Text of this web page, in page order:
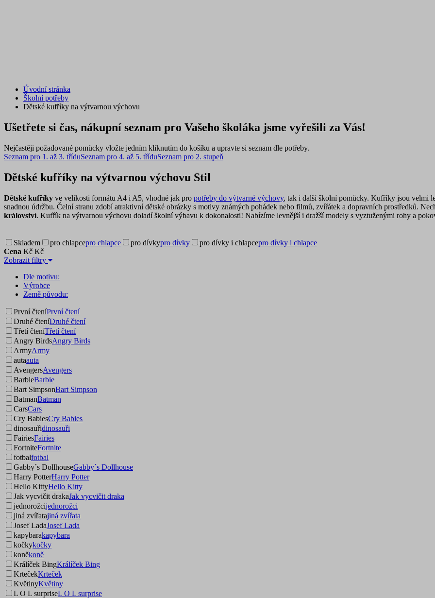
Úvodní stránka
Školní potřeby
Dětské kufříky na výtvarnou výchovu
Ušetřete si čas, nákupní seznam pro Vašeho školáka jsme vyřešili za Vás!
Nejčastěji požadované pomůcky vložte jedním kliknutím do košíku a upravte si seznam dle potřeby.
Seznam pro 1. až 3. tříduSeznam pro 4. až 5. tříduSeznam pro 2. stupeň
Dětské kufříky na výtvarnou výchovu Stil
Dětské kufříky ve velikosti formátu A4 i A5, vhodné jak pro potřeby do výtvarné výchovy, tak i další školní pomůcky. Kufříky jsou velmi
snadnou údržbu. Čelní stranu zdobí atraktivní dětské obrázky s motivy známých pohádek nebo filmů, zvířátek a dopravních prostředků.
království. Kufřík na výtvarnou výchovu doladí školní výbavu k dokonalosti! Nabízíme levnější i dražší modely s vyztuženými rohy a
Skladem pro chlapcepro chlapce pro dívkypro dívky pro dívky i chlapcepro dívky i chlapce
Cena Kč Kč
Zobrazit filtry
Dle motivu:
Výrobce
Země původu:
První čteníPrvní čtení
Druhé čteníDruhé čtení
Třetí čteníTřetí čtení
Angry BirdsAngry Birds
ArmyArmy
autaauta
AvengersAvengers
BarbieBarbie
Bart SimpsonBart Simpson
BatmanBatman
CarsCars
Cry BabiesCry Babies
dinosauřidinosauři
FairiesFairies
FortniteFortnite
fotbalfotbal
Gabby´s DollhouseGabby´s Dollhouse
Harry PotterHarry Potter
Hello KittyHello Kitty
Jak vycvičit drakaJak vycvičit draka
jednorožcijednorožci
jiná zvířatajiná zvířata
Josef LadaJosef Lada
kapybarakapybara
kočkykočky
koněkoně
Králíček BingKrálíček Bing
KrtečekKrteček
KvětinyKvětiny
L O L surpriseL O L surprise